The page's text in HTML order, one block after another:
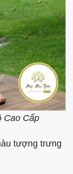
Cao Cấp
tượng trưng